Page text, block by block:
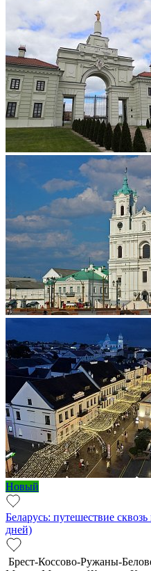
Новый
Беларусь: путешествие
дней)
Брест-Коссово-Ружаны-